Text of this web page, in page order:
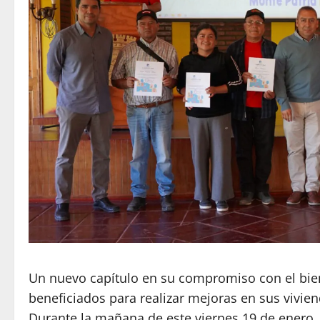
Un nuevo capítulo en su compromiso con el
beneficiados para realizar mejoras en sus